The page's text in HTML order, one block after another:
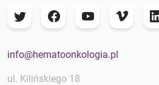
info@hematoonkologia.pl
ul. Kilińskiego 18